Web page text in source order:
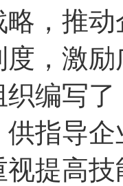
，推
度，激
织编写
指导
提高